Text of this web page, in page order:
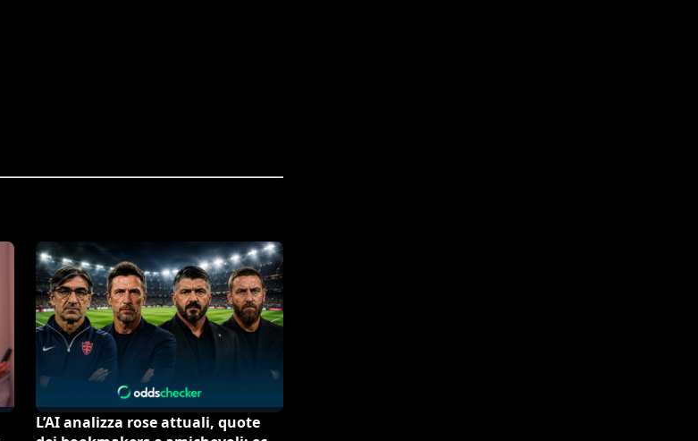
L’AI analizza rose attuali, quote